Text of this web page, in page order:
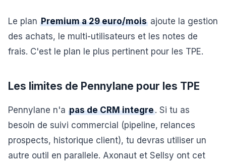
Le plan Premium a 29 euro/mois ajoute la gestion
des achats, le multi-utilisateurs et les notes de
frais. C'est le plan le plus pertinent pour les TPE.
Les limites de Pennylane pour les TPE
Pennylane n'a pas de CRM integre. Si tu as
besoin de suivi commercial (pipeline, relances
prospects, historique client), tu devras utiliser un
autre outil en parallele. Axonaut et Sellsy ont cet